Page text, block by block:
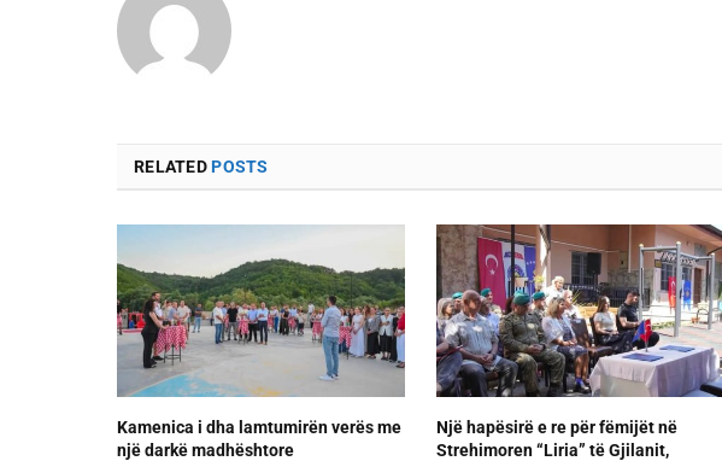
RELATEDPOSTS
Kamenica i dha lamtumirën verës me
një darkë madhështore
Një hapësirë e re për fëmijët në
Strehimoren “Liria” të Gjilanit,